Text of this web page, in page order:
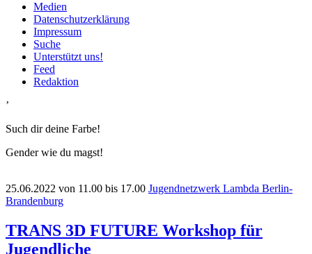
Medien
Datenschutzerklärung
Impressum
Suche
Unterstützt uns!
Feed
Redaktion
’
Such dir deine Farbe!
Gender wie du magst!
25.06.2022 von 11.00 bis 17.00 Jugendnetzwerk Lambda Berlin-
Brandenburg
TRANS 3D FUTURE Workshop für
Jugendliche